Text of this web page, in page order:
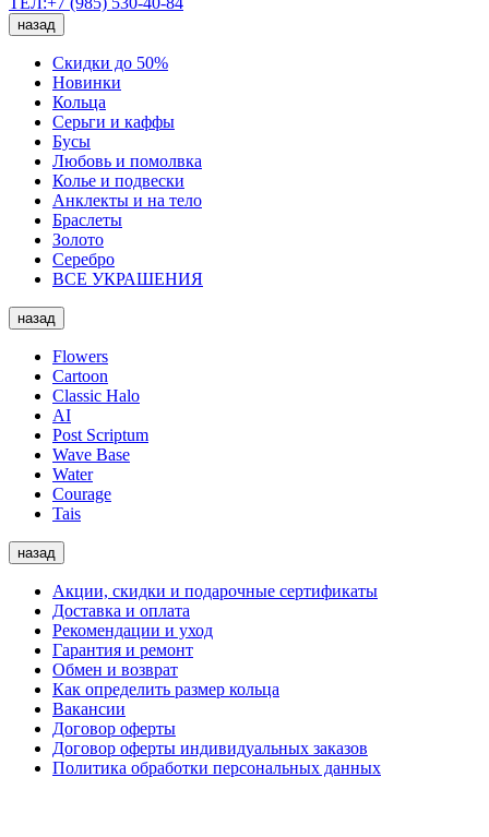
назад
Скидки до 50%
Новинки
Кольца
Серьги и каффы
Бусы
Любовь и помолвка
Колье и подвески
Анклекты и на тело
Браслеты
Золото
Серебро
ВСЕ УКРАШЕНИЯ
назад
Flowers
Cartoon
Classic Halo
AI
Post Scriptum
Wave Base
Water
Courage
Tais
назад
Акции, скидки и подарочные сертификаты
Доставка и оплата
Рекомендации и уход
Гарантия и ремонт
Обмен и возврат
Как определить размер кольца
Вакансии
Договор оферты
Договор оферты индивидуальных заказов
Политика обработки персональных данных